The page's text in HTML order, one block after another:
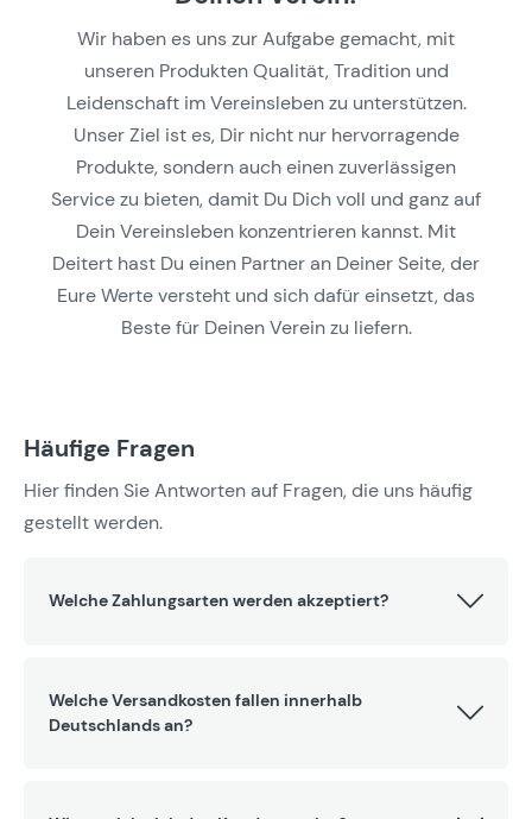
Wir haben es uns zur Aufgabe gemacht, mit
unseren Produkten Qualität, Tradition und
Leidenschaft im Vereinsleben zu unterstützen.
Unser Ziel ist es, Dir nicht nur hervorragende
Produkte, sondern auch einen zuverlässigen
Service zu bieten, damit Du Dich voll und ganz auf
Dein Vereinsleben konzentrieren kannst. Mit
Deitert hast Du einen Partner an Deiner Seite, der
Eure Werte versteht und sich dafür einsetzt, das
Beste für Deinen Verein zu liefern.
Häufige Fragen
Hier finden Sie Antworten auf Fragen, die uns häufig
gestellt werden.
Welche Zahlungsarten werden akzeptiert?
Welche Versandkosten fallen innerhalb
Deutschlands an?